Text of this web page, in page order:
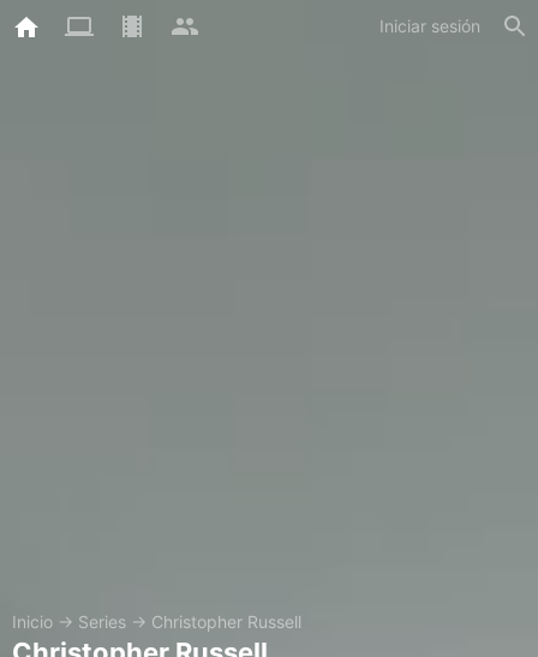
Iniciar sesión
Inicio → Series → Christopher Russell